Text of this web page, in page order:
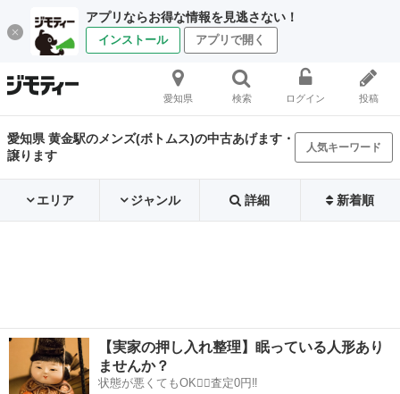
アプリならお得な情報を見逃さない！
インストール アプリで開く
愛知県 検索 ログイン 投稿
愛知県 黄金駅のメンズ(ボトムス)の中古あげます・
譲ります
人気キーワード
エリア ジャンル 詳細 新着順
【実家の押し入れ整理】眠っている人形あり
ませんか？
状態が悪くてもOK🙆‍♀️査定0円‼️